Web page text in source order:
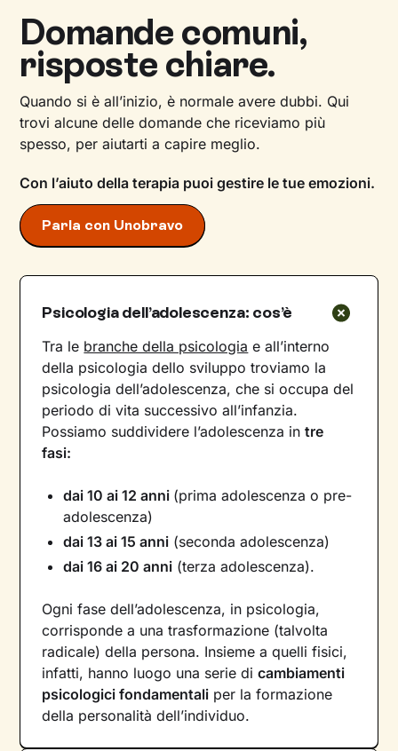
Domande comuni,
risposte chiare.
Quando si è all’inizio, è normale avere dubbi. Qui
trovi alcune delle domande che riceviamo più
spesso, per aiutarti a capire meglio.
Con l’aiuto della terapia puoi gestire le tue emozioni.
Parla con Unobravo
Psicologia dell’adolescenza: cos’è
Tra le branche della psicologia e all’interno
della psicologia dello sviluppo troviamo la
psicologia dell’adolescenza, che si occupa del
periodo di vita successivo all’infanzia.
Possiamo suddividere l’adolescenza intre
fasi:
dai 10 ai 12 anni (prima adolescenza o pre-
adolescenza)
dai 13 ai 15 anni (seconda adolescenza)
dai 16 ai 20 anni (terza adolescenza).
Ogni fase dell’adolescenza, in psicologia,
corrisponde a una trasformazione (talvolta
radicale) della persona. Insieme a quelli fisici,
infatti, hanno luogo una serie dicambiamenti
psicologici fondamentali per la formazione
della personalità dell’individuo.